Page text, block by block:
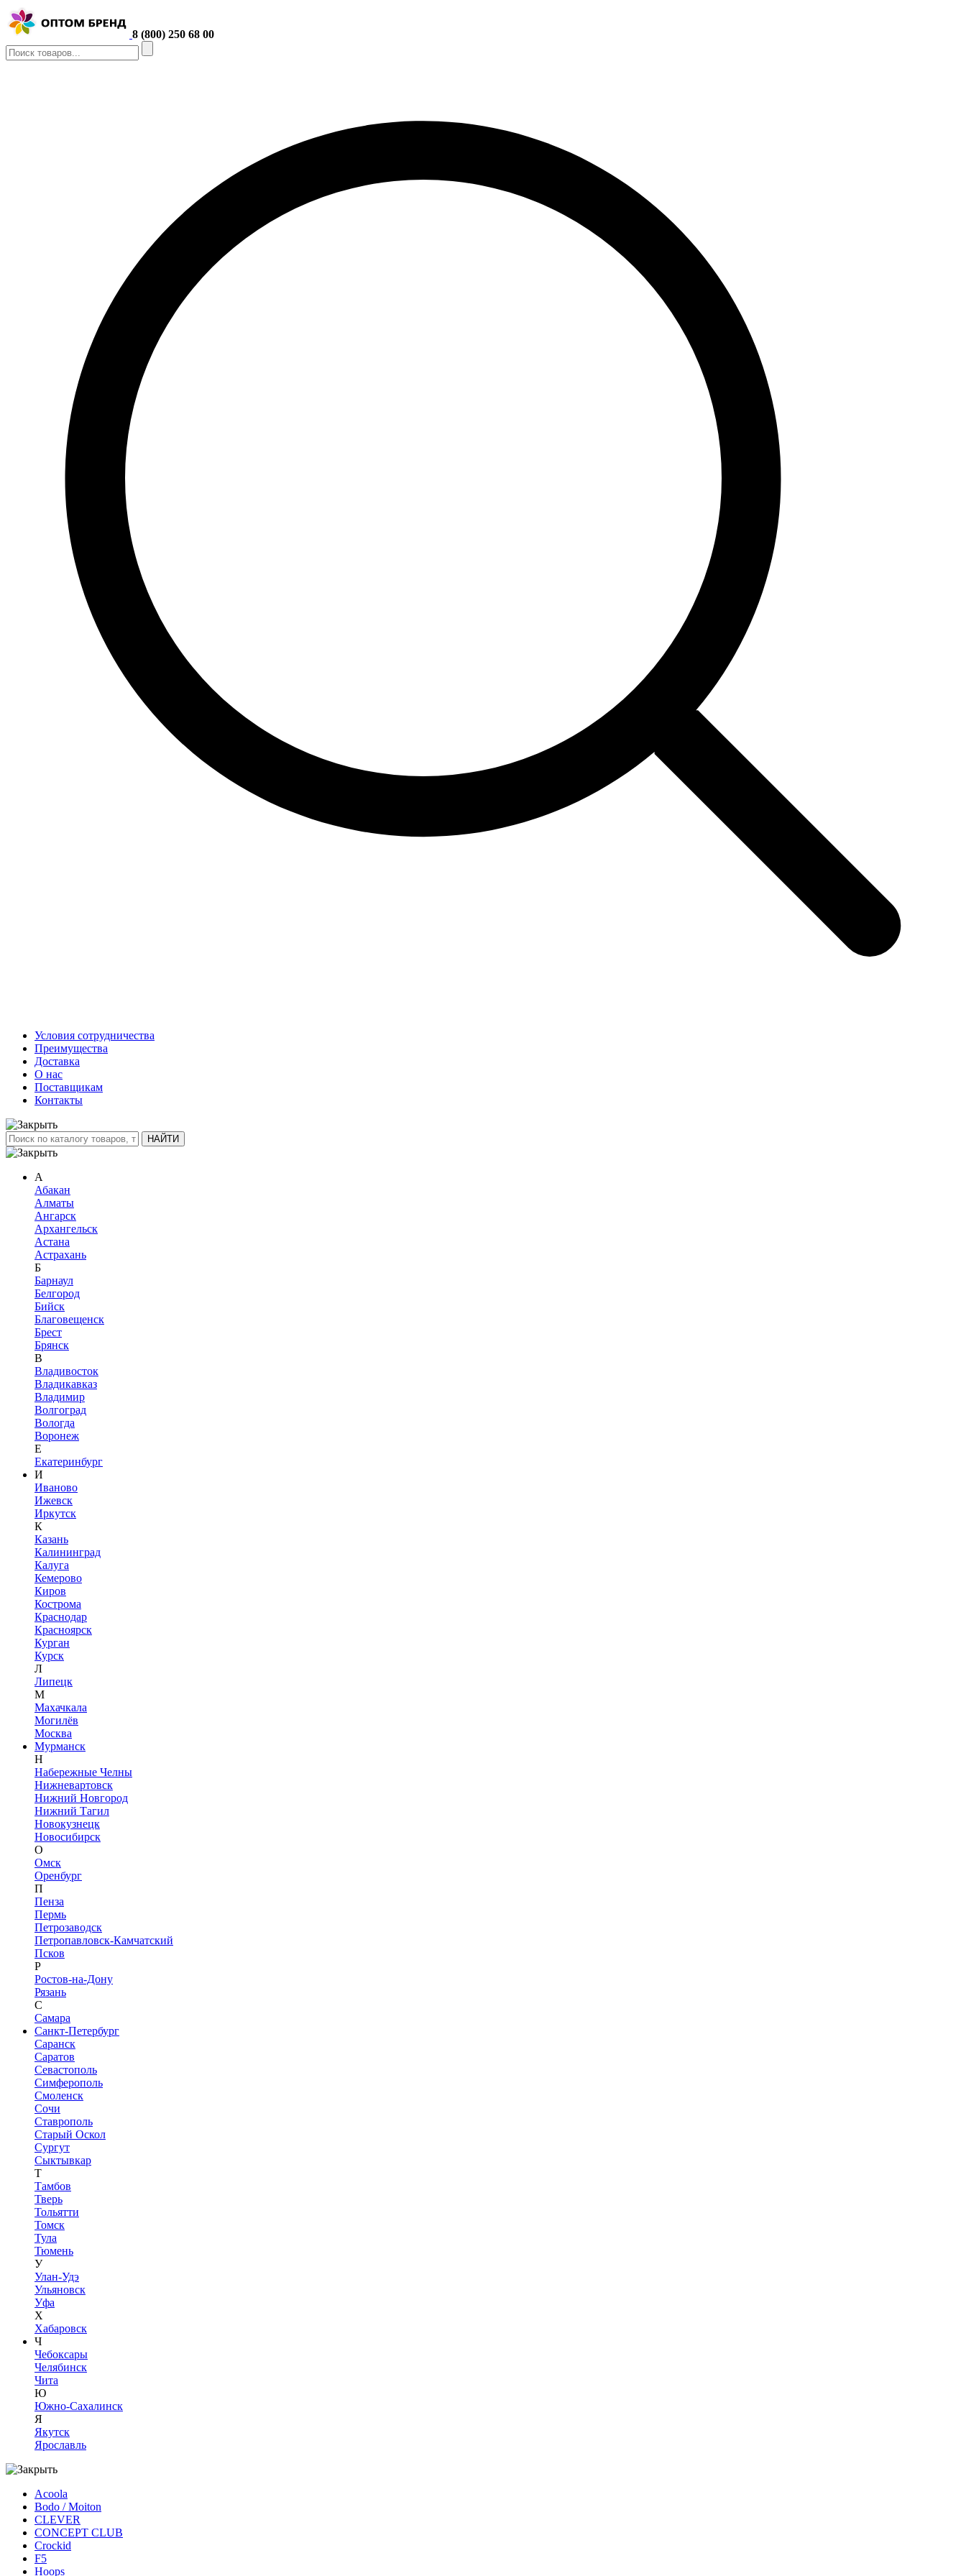
8 (800) 250 68 00
Условия сотрудничества
Преимущества
Доставка
О нас
Поставщикам
Контакты
А
Абакан
Алматы
Ангарск
Архангельск
Астана
Астрахань
Б
Барнаул
Белгород
Бийск
Благовещенск
Брест
Брянск
В
Владивосток
Владикавказ
Владимир
Волгоград
Вологда
Воронеж
Е
Екатеринбург
И
Иваново
Ижевск
Иркутск
К
Казань
Калининград
Калуга
Кемерово
Киров
Кострома
Краснодар
Красноярск
Курган
Курск
Л
Липецк
М
Махачкала
Могилёв
Москва
Мурманск
Н
Набережные Челны
Нижневартовск
Нижний Новгород
Нижний Тагил
Новокузнецк
Новосибирск
О
Омск
Оренбург
П
Пенза
Пермь
Петрозаводск
Петропавловск-Камчатский
Псков
Р
Ростов-на-Дону
Рязань
С
Самара
Санкт-Петербург
Саранск
Саратов
Севастополь
Симферополь
Смоленск
Сочи
Ставрополь
Старый Оскол
Сургут
Сыктывкар
Т
Тамбов
Тверь
Тольятти
Томск
Тула
Тюмень
У
Улан-Удэ
Ульяновск
Уфа
Х
Хабаровск
Ч
Чебоксары
Челябинск
Чита
Ю
Южно-Сахалинск
Я
Якутск
Ярославль
Acoola
Bodo / Moiton
CLEVER
CONCEPT CLUB
Crockid
F5
Hoops